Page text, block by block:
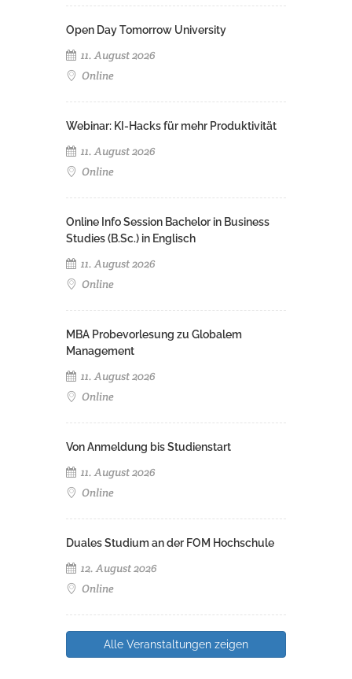
Open Day Tomorrow University
11. August 2026
Online
Webinar: KI-Hacks für mehr Produktivität
11. August 2026
Online
Online Info Session Bachelor in Business
Studies (B.Sc.) in Englisch
11. August 2026
Online
MBA Probevorlesung zu Globalem
Management
11. August 2026
Online
Von Anmeldung bis Studienstart
11. August 2026
Online
Duales Studium an der FOM Hochschule
12. August 2026
Online
Alle Veranstaltungen zeigen